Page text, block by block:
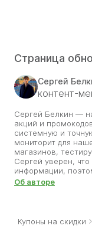
Страница
Сергей
контент-
Сергей Белкин —
акций и
системную и
мониторит для
магазинов,
Сергей уверен,
информации,
проверку на
оставались
приносили выгоду.
Об авторе
Купоны на скидки